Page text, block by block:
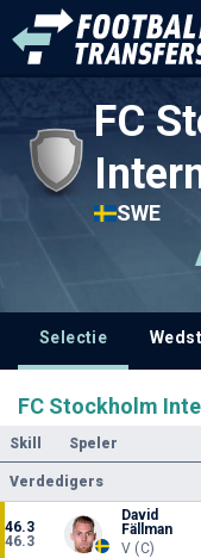
FC
SWE
Selectie
FC Stockholm
Skill Speler
Verdedigers
46.3
46.3
David
Fällman
V (C)